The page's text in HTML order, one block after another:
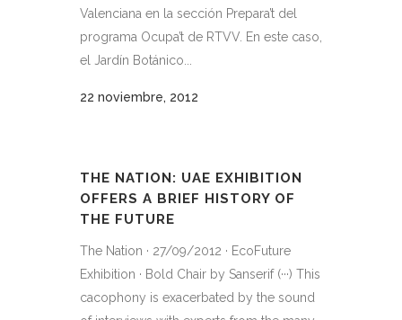
Valenciana en la sección Prepara’t del
programa Ocupa’t de RTVV. En este caso,
el Jardín Botánico...
22 noviembre, 2012
THE NATION: UAE EXHIBITION
OFFERS A BRIEF HISTORY OF
THE FUTURE
The Nation · 27/09/2012 · EcoFuture
Exhibition · Bold Chair by Sanserif (···) This
cacophony is exacerbated by the sound